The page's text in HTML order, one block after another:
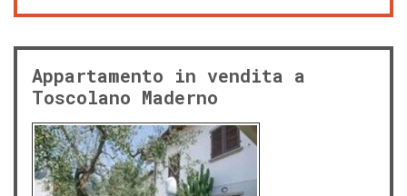
Appartamento in vendita a
Toscolano Maderno